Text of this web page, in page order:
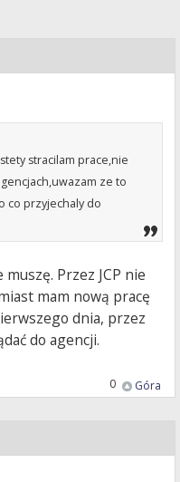
stracilam prace,nie
ze to
co przyjechaly do
Przez JCP nie
mam nową pracę
dnia, przez
do agencji.
Góra
0